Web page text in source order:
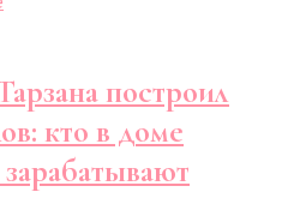
построил
кто в доме